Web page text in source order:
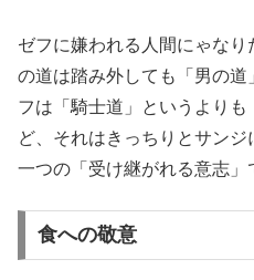
ゼフに嫌われる人間にゃな
の道は踏み外しても「男の
フは「騎士道」というより
ど、それはきっちりとサン
一つの「受け継がれる意志」
食への敬意